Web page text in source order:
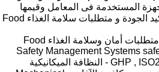
المستخدمة فى المعامل وقيمها
ودلالتها ... تطبيقات توكيد الجودة و متطلبات سلامة الغذاء Food
تطبيقات اشتراطات و متطلبات أمان وسلامة الغذاء Food
Safety Management Systems
GHP , ISO22000 , FSSC , ....etc - النظافة الميكانيكية